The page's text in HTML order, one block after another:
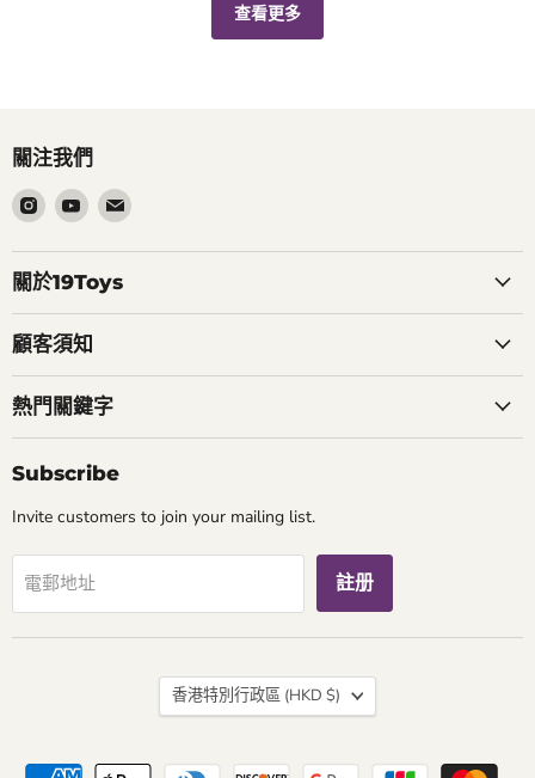
查看更多
關注我們
在
Instagram
找
到
們
在
Youtube
找
到
們
在
郵
關於19Toys
顧客須知
熱門關鍵字
Subscribe
Invite customers to join your mailing list.
電郵地址 註册
國
家
香港特別行政區 (HKD $)